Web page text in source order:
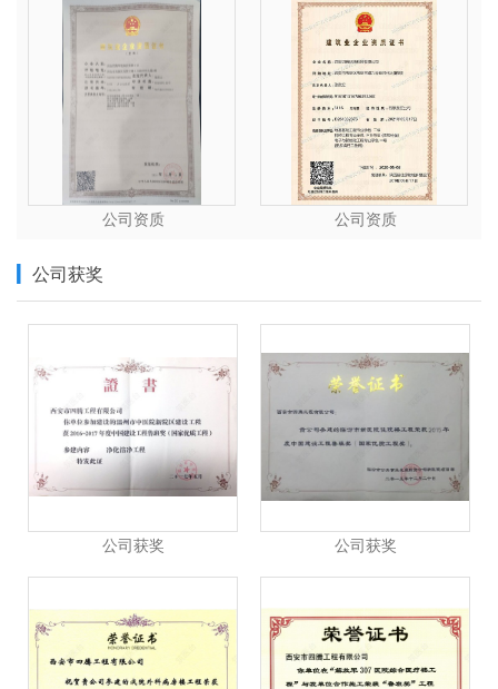
公司资质 公司资质
公司获奖
公司获奖 公司获奖